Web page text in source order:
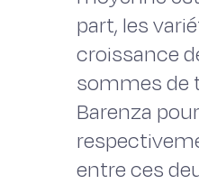
part, les
croissance
sommes de
Barenza
entre ces